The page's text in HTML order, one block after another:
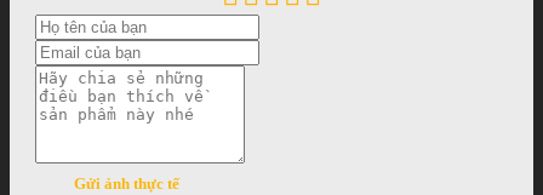
Gửi ảnh thực tế